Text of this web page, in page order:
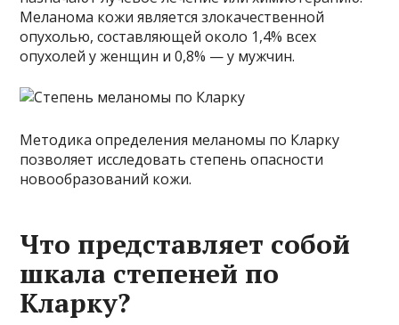
Меланома кожи является злокачественной
опухолью, составляющей около 1,4% всех
опухолей у женщин и 0,8% — у мужчин.
Методика определения меланомы по Кларку
позволяет исследовать степень опасности
новообразований кожи.
Что представляет собой
шкала степеней по
Кларку?